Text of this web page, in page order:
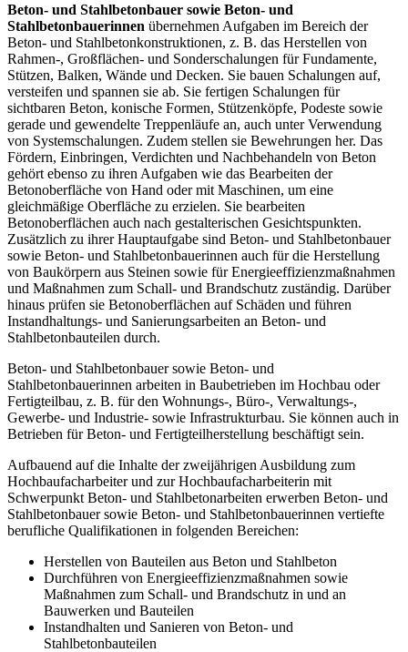
Beton- und Stahlbetonbauer sowie Beton- und
Stahlbetonbauerinnen übernehmen Aufgaben im Bereich der
Beton- und Stahlbetonkonstruktionen, z. B. das Herstellen von
Rahmen-, Großflächen- und Sonderschalungen für Fundamente,
Stützen, Balken, Wände und Decken. Sie bauen Schalungen auf,
versteifen und spannen sie ab. Sie fertigen Schalungen für
sichtbaren Beton, konische Formen, Stützenköpfe, Podeste sowie
gerade und gewendelte Treppenläufe an, auch unter Verwendung
von Systemschalungen. Zudem stellen sie Bewehrungen her. Das
Fördern, Einbringen, Verdichten und Nachbehandeln von Beton
gehört ebenso zu ihren Aufgaben wie das Bearbeiten der
Betonoberfläche von Hand oder mit Maschinen, um eine
gleichmäßige Oberfläche zu erzielen. Sie bearbeiten
Betonoberflächen auch nach gestalterischen Gesichtspunkten.
Zusätzlich zu ihrer Hauptaufgabe sind Beton- und Stahlbetonbauer
sowie Beton- und Stahlbetonbauerinnen auch für die Herstellung
von Baukörpern aus Steinen sowie für Energieeffizienzmaßnahmen
und Maßnahmen zum Schall- und Brandschutz zuständig. Darüber
hinaus prüfen sie Betonoberflächen auf Schäden und führen
Instandhaltungs- und Sanierungsarbeiten an Beton- und
Stahlbetonbauteilen durch.
Beton- und Stahlbetonbauer sowie Beton- und
Stahlbetonbauerinnen arbeiten in Baubetrieben im Hochbau oder
Fertigteilbau, z. B. für den Wohnungs-, Büro-, Verwaltungs‑,
Gewerbe- und Industrie- sowie Infrastrukturbau. Sie können auch in
Betrieben für Beton- und Fertigteilherstellung beschäftigt sein.
Aufbauend auf die Inhalte der zweijährigen Ausbildung zum
Hochbaufacharbeiter und zur Hochbaufacharbeiterin mit
Schwerpunkt Beton- und Stahlbetonarbeiten erwerben Beton- und
Stahlbetonbauer sowie Beton- und Stahlbetonbauerinnen vertiefte
berufliche Qualifikationen in folgenden Bereichen:
Herstellen von Bauteilen aus Beton und Stahlbeton
Durchführen von Energieeffizienzmaßnahmen sowie
Maßnahmen zum Schall- und Brandschutz in und an
Bauwerken und Bauteilen
Instandhalten und Sanieren von Beton- und
Stahlbetonbauteilen